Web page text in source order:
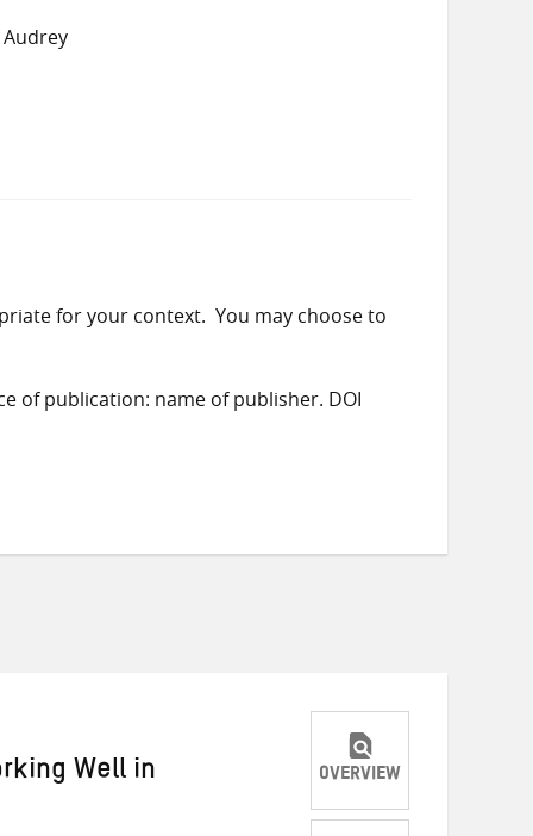
Audrey
for your context. You may choose to
of publication: name of publisher. DOI
Well in OVERVIEW